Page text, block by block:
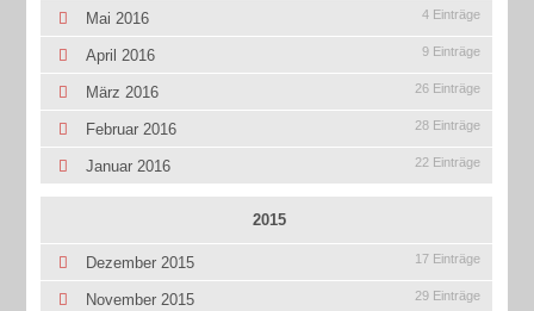
Mai 2016 4 Einträge
April 2016 9 Einträge
März 2016 26 Einträge
Februar 2016 28 Einträge
Januar 2016 22 Einträge
2015
Dezember 2015 17 Einträge
November 2015 29 Einträge